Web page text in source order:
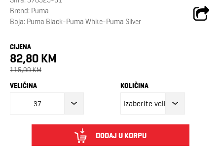
Brend: Puma
Boja: Puma Black-Puma White-Puma Silver
CIJENA
82,80 KM
115,00 KM
VELIČINA
37
KOLIČINA
DODAJ U KORPU